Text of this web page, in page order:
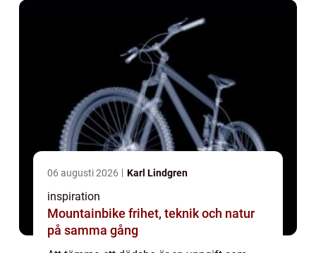
06 augusti 2026 Karl Lindgren
inspiration
Mountainbike frihet, teknik och natur
på samma gång